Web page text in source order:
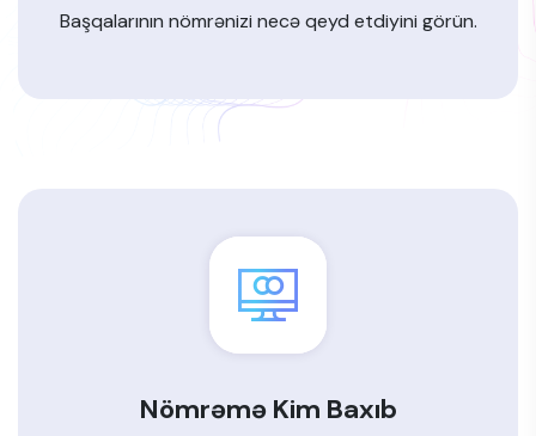
Başqalarının nömrənizi necə qeyd etdiyini görün.
Nömrəmə Kim Baxıb